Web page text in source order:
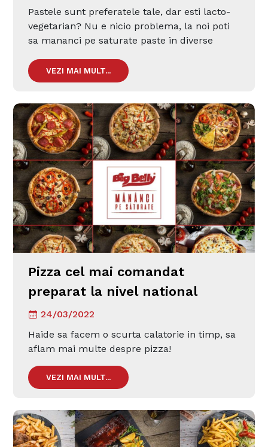
Pastele sunt preferatele tale, dar esti lacto-
vegetarian? Nu e nicio problema, la noi poti
sa mananci pe saturate paste in diverse
VEZI MAI MULT...
Pizza cel mai comandat
preparat la nivel national
24/03/2022
Haide sa facem o scurta calatorie in timp, sa
aflam mai multe despre pizza!
VEZI MAI MULT...